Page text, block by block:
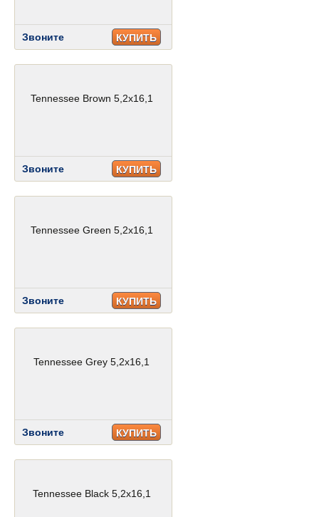
Звоните КУПИТЬ
Tennessee Brown 5,2x16,1
Звоните КУПИТЬ
Tennessee Green 5,2x16,1
Звоните КУПИТЬ
Tennessee Grey 5,2x16,1
Звоните КУПИТЬ
Tennessee Black 5,2x16,1